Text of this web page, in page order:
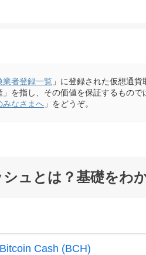
業者登録一覧 」に登録された仮想通
を指し、その価値を保証するもの
みなさまへ 」をどうぞ。
ュとは？基礎をわ
Bitcoin Cash (BCH)